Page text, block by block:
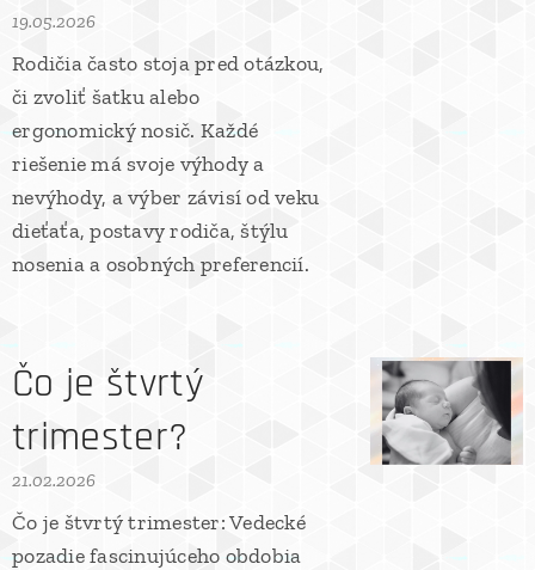
19.05.2026
Rodičia často stoja pred otázkou,
či zvoliť šatku alebo
ergonomický nosič. Každé
riešenie má svoje výhody a
nevýhody, a výber závisí od veku
dieťaťa, postavy rodiča, štýlu
nosenia a osobných preferencií.
Čo je štvrtý
trimester?
21.02.2026
Čo je štvrtý trimester: Vedecké
pozadie fascinujúceho obdobia